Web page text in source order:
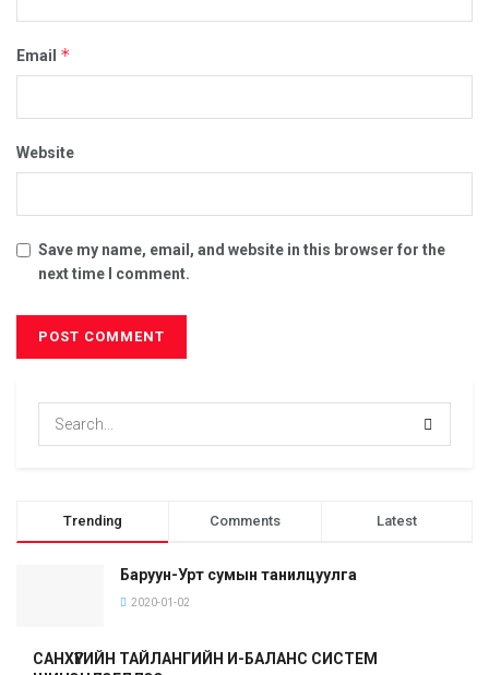
Email *
Website
Save my name, email, and website in this browser for the
next time I comment.
Trending Comments Latest
Баруун-Урт сумын танилцуулга
2020-01-02
САНХҮҮГИЙН ТАЙЛАНГИЙН И-БАЛАНС СИСТЕМ